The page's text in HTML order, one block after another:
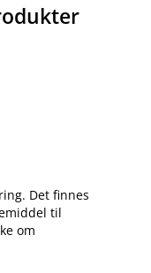
Det finnes
til
om